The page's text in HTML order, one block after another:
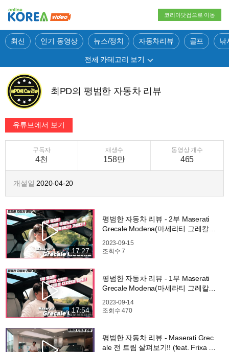
코리아닷컴으로 이동
최신 인기 동영상 뉴스/정치 자동차리뷰 골프 낚
전체 카테고리 보기
최PD의 평범한 자동차 리뷰
구독자
4천
재생수
158만
동영상 개수
465
개설일 2020-04-20
17:27
평범한 자동차 리뷰 - 2부 Maserati
Grecale Modena(마세라티 그레칼
2023-09-15
조회수7
17:54
평범한 자동차 리뷰 - 1부 Maserati
Grecale Modena(마세라티 그레칼
2023-09-14
조회수470
평범한 자동차 리뷰 - Maserati Grec
ale 전 트림 살펴보기!! (feat. Frixa M